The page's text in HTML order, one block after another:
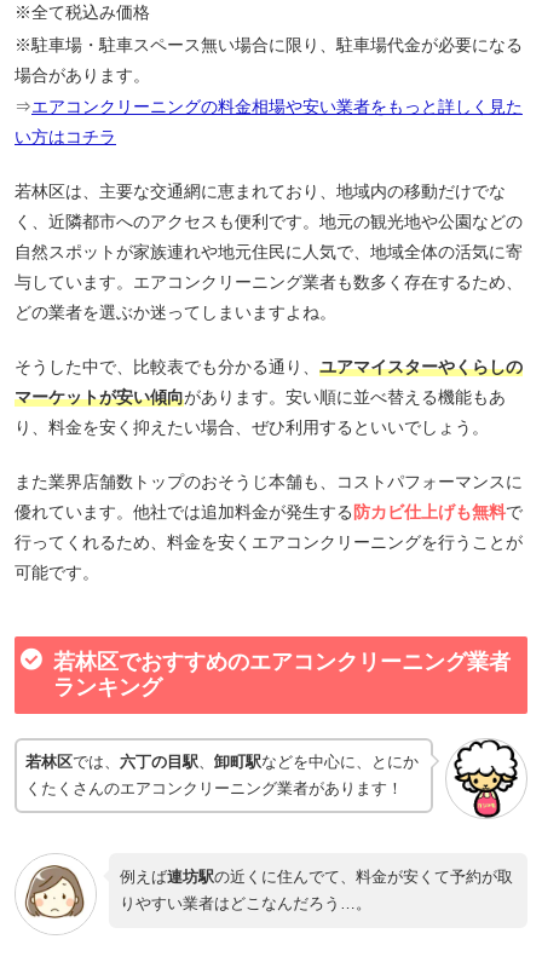
※全て税込み価格
※駐車場・駐車スペース無い場合に限り、駐車場代金が必要になる
場合があります。
⇒エアコンクリーニングの料金相場や安い業者をもっと詳しく見た
い方はコチラ
若林区は、主要な交通網に恵まれており、地域内の移動だけでな
く、近隣都市へのアクセスも便利です。地元の観光地や公園などの
自然スポットが家族連れや地元住民に人気で、地域全体の活気に寄
与しています。エアコンクリーニング業者も数多く存在するため、
どの業者を選ぶか迷ってしまいますよね。
そうした中で、比較表でも分かる通り、 ユアマイスターやくらしの
マーケットが安い傾向があります。安い順に並べ替える機能もあ
り、料金を安く抑えたい場合、ぜひ利用するといいでしょう。
また業界店舗数トップのおそうじ本舗も、コストパフォーマンスに
優れています。他社では追加料金が発生する 防カビ仕上げも無料で
行ってくれるため、料金を安くエアコンクリーニングを行うことが
可能です。
若林区でおすすめのエアコンクリーニング業者
ランキング
若林区では、 六丁の目駅 卸町駅などを中心に、とにか
くたくさんのエアコンクリーニング業者があります！
例えば連坊駅の近くに住んでて、料金が安くて予約が取
りやすい業者はどこなんだろう…。